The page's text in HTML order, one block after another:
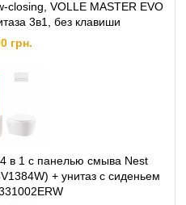
closing, VOLLE MASTER EVO
3в1, без клавиши
грн.
в 1 с панелью смыва Nest
+ унитаз с сиденьем